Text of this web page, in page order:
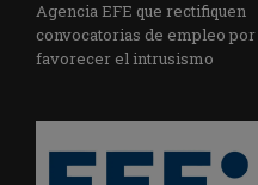
Agencia EFE que rectifiquen
convocatorias de empleo por
favorecer el intrusismo